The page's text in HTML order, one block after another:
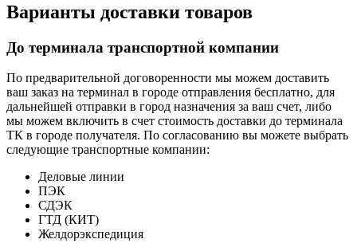
Варианты доставки товаров
До терминала транспортной компании
По предварительной договоренности мы можем доставить
ваш заказ на терминал в городе отправления бесплатно, для
дальнейшей отправки в город назначения за ваш счет, либо
мы можем включить в счет стоимость доставки до терминала
ТК в городе получателя. По согласованию вы можете выбрать
следующие транспортные компании:
Деловые линии
ПЭК
СДЭК
ГТД (КИТ)
Желдорэкспедиция